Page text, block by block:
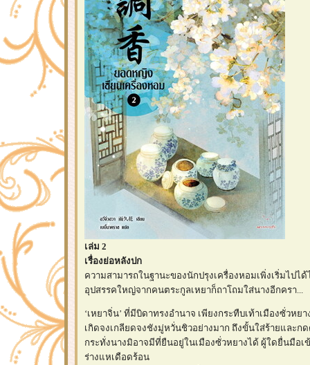
เล่ม 2
เรื่องย่อหลังปก
ความสามารถในฐานะของนักปรุงเครื่องหอมเพิ่งเริ่มไปได้
อุปสรรคใหญ่จากคนตระกูลเหยาก็ถาโถมใส่นางอีกครา...
‘เหยาจิ่น’ ที่มีบิดาทรงอำนาจ เพียงกระทืบเท้าเมืองซั่วหย
เกิดจงเกลียดจงชังมู่หวั่นชิวอย่างมาก ถึงขั้นใส่ร้ายและก
กระทั่งนางมิอาจมีที่ยืนอยู่ในเมืองซั่วหยางได้ ผู้ใดยื่นมือเ
ร่างแหเดือดร้อน